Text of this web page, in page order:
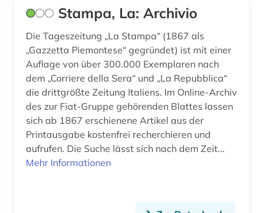
Stampa, La: Archivio
Die Tageszeitung „La Stampa“ (1867 als
„Gazzetta Piemontese“ gegründet) ist mit einer
Auflage von über 300.000 Exemplaren nach
dem „Corriere della Sera“ und „La Repubblica“
die drittgrößte Zeitung Italiens. Im Online-Archiv
des zur Fiat-Gruppe gehörenden Blattes lassen
sich ab 1867 erschienene Artikel aus der
Printausgabe kostenfrei recherchieren und
aufrufen. Die Suche lässt sich nach dem Zeit...
Mehr Informationen